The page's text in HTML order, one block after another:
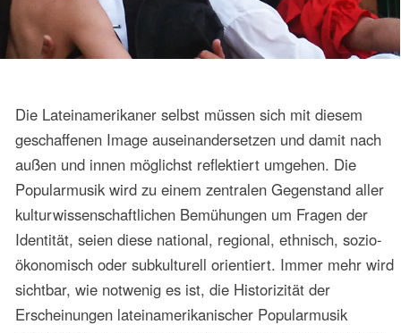
Netzwerke müssen Gegenstand der Betrachtung sein. Es
reicht nicht aus anzunehmen, dass der
Popularmusikforschung selbstverständlich neben einer
historischen und systematischen Musikwissenschaft oder
es Populäres und Nicht-Populäres gibt, dass eine
Trennung von Sphären zwischen Kunst-, Volks- und
Popularmusik gleichsam naturgemäß vorgegeben ist und
nicht ein Konstrukt ist, das es zu untersuchen, zu
hinterfragen und zu überwinden gilt. Die
Popularmusikforschung kann in dieser Hinsicht anders als
allgemein angenommen nicht fortschrittlich, sondern
äußerst konservativ und gar reaktionär sein.